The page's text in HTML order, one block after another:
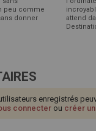
peu comme
donner
attend
enregistrés
connecter ou créer